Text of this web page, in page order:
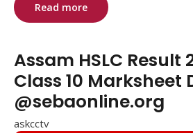
Read more
Assam HSLC Result
Class 10 Marksheet
@sebaonline.org
askcctv